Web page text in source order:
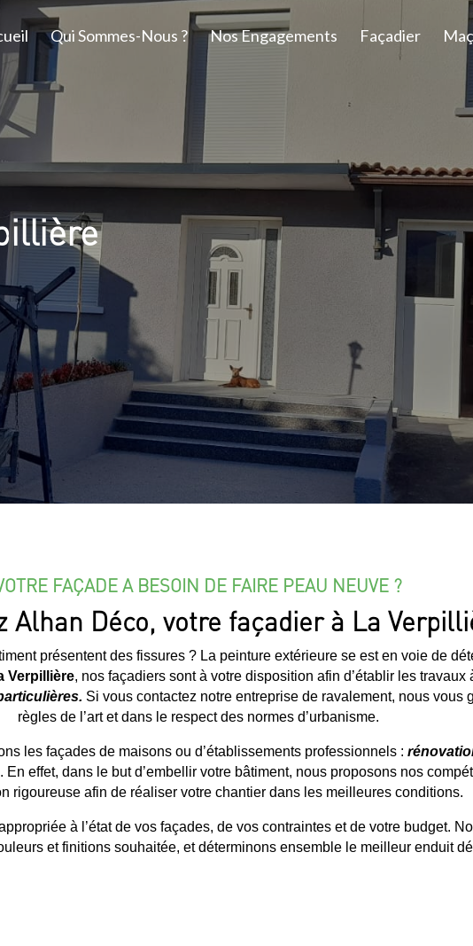
Qui Sommes-Nous ? Nos Engagements Façadier
FAÇADE A BESOIN DE FAIRE PEAU NEUVE ?
Alhan Déco, votre façadier à La
présentent des fissures ? La peinture extérieure se est en voie de
Verpillière, nos façadiers sont à votre disposition afin d’établir les travaux
Si vous contactez notre entreprise de ravalement, nous vous
règles de l’art et dans le respect des normes d’urbanisme.
les façades de maisons ou d’établissements professionnels :
. En effet, dans le but d’embellir votre bâtiment, nous proposons nos
rigoureuse afin de réaliser votre chantier dans les meilleures conditions.
à l’état de vos façades, de vos contraintes et de votre budget.
et finitions souhaitée, et déterminons ensemble le meilleur enduit